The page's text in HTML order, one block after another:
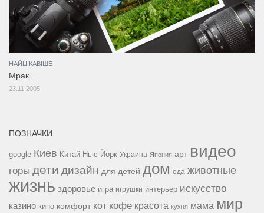
НАЙЦІКАВІШЕ
Мрак
23.11.2005
ПОЗНАЧКИ
google Киев Китай Нью-Йорк Украина Япония арт видео
горы дети дизайн для детей дом еда животные
жизнь здоровье игра игрушки интерьер искусство
казино кино комфорт кот кофе красота кухня мама мир